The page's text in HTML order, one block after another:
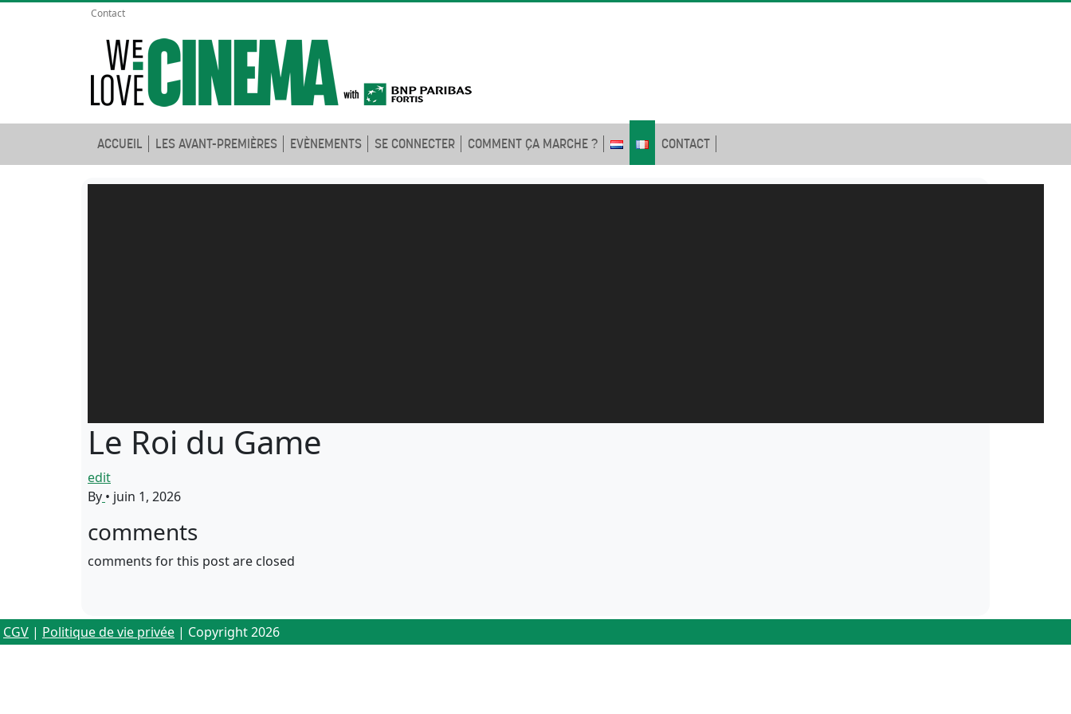
Contact
ACCUEIL LES AVANT-PREMIÈRES EVÈNEMENTS SE CONNECTER COMMENT ÇA MARCHE ? CONTACT
Le Roi du Game
edit
By • juin 1, 2026
comments
comments for this post are closed
CGV | Politique de vie privée | Copyright 2026